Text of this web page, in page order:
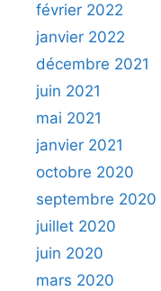
février 2022
janvier 2022
décembre 2021
juin 2021
mai 2021
janvier 2021
octobre 2020
septembre 2020
juillet 2020
juin 2020
mars 2020